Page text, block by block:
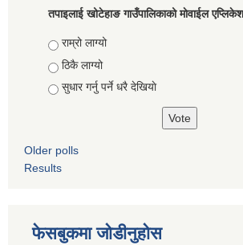
तपाइलाई खोटेहाङ गाउँपालिकाको माेवाईल
Choices
राम्रो लाग्यो
ठिकै लाग्यो
सुधार गर्नु पर्ने धरै देखियाे
Older polls
Results
फेसबुकमा जोडीनुहोस